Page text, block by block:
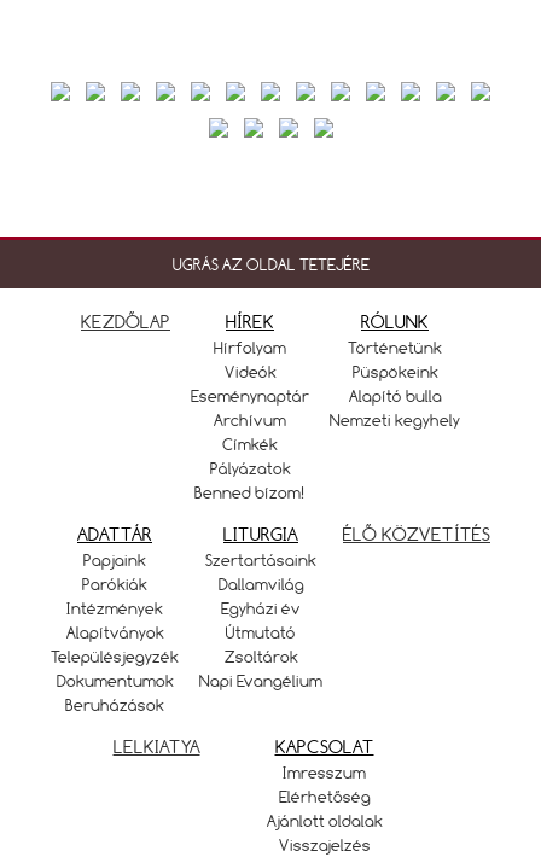
UGRÁS AZ OLDAL TETEJÉRE
KEZDŐLAP HÍREK
Hírfolyam
Videók
Eseménynaptár
Archívum
Címkék
Pályázatok
Benned bízom!
RÓLUNK
Történetünk
Püspökeink
Alapító bulla
Nemzeti kegyhely
ADATTÁR
Papjaink
Parókiák
Intézmények
Alapítványok
Településjegyzék
Dokumentumok
Beruházások
LITURGIA
Szertartásaink
Dallamvilág
Egyházi év
Útmutató
Zsoltárok
Napi Evangélium
ÉLŐ KÖZVETÍTÉS
LELKIATYA KAPCSOLAT
Imresszum
Elérhetőség
Ajánlott oldalak
Visszajelzés